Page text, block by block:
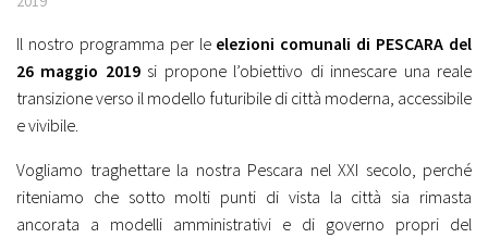
Il nostro programma per le elezioni comunali di PESCARA del
26 maggio 2019si propone l’obiettivo di innescare una reale
transizione verso il modello futuribile di città moderna, accessibile
e vivibile.
Vogliamo traghettare la nostra Pescara nel XXI secolo, perché
riteniamo che sotto molti punti di vista la città sia rimasta
ancorata a modelli amministrativi e di governo propri del